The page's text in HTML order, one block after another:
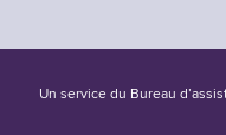
Un service du Bureau